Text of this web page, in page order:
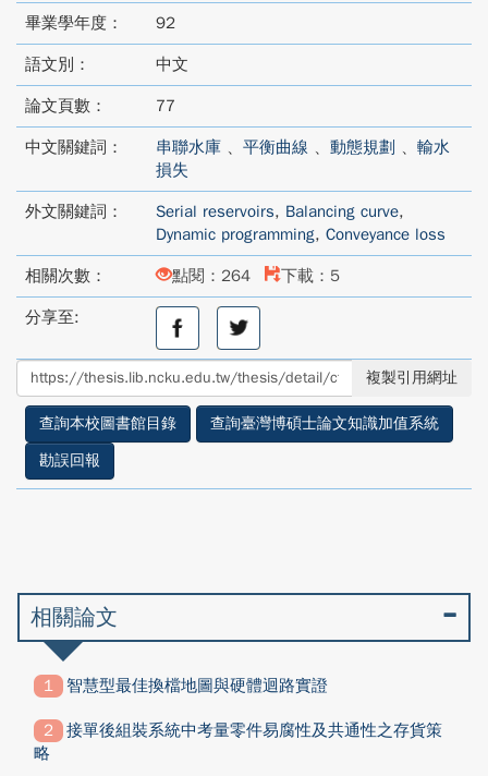
畢業學年度： 92
語文別： 中文
論文頁數： 77
中文關鍵詞： 串聯水庫 、 平衡曲線 、 動態規劃 、 輸水
損失
外文關鍵詞： Serial reservoirs, Balancing curve,
Dynamic programming, Conveyance loss
相關次數： 點閱：264 下載：5
分享至:
分
至
facebook
分
享
至
twitter
複製引用網址
查詢本校圖書館目錄
查詢臺灣博碩士論文知識加值系統
勘誤回報
相關論文
智慧型最佳換檔地圖與硬體迴路實證
接單後組裝系統中考量零件易腐性及共通性之存貨策
略